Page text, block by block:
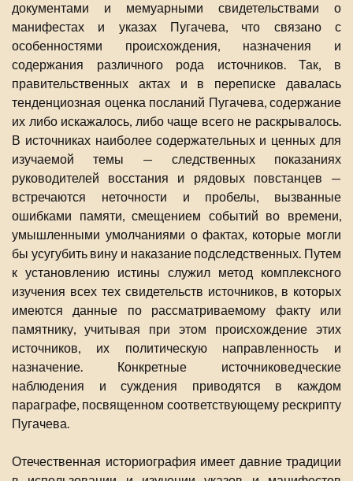
документами и мемуарными свидетельствами о
манифестах и указах Пугачева, что связано с
особенностями происхождения, назначения и
содержания различного рода источников. Так, в
правительственных актах и в переписке давалась
тенденциозная оценка посланий Пугачева, содержание
их либо искажалось, либо чаще всего не раскрывалось.
В источниках наиболее содержательных и ценных для
изучаемой темы — следственных показаниях
руководителей восстания и рядовых повстанцев —
встречаются неточности и пробелы, вызванные
ошибками памяти, смещением событий во времени,
умышленными умолчаниями о фактах, которые могли
бы усугубить вину и наказание подследственных. Путем
к установлению истины служил метод комплексного
изучения всех тех свидетельств источников, в которых
имеются данные по рассматриваемому факту или
памятнику, учитывая при этом происхождение этих
источников, их политическую направленность и
назначение. Конкретные источниковедческие
наблюдения и суждения приводятся в каждом
параграфе, посвященном соответствующему рескрипту
Пугачева.
Отечественная историография имеет давние традиции